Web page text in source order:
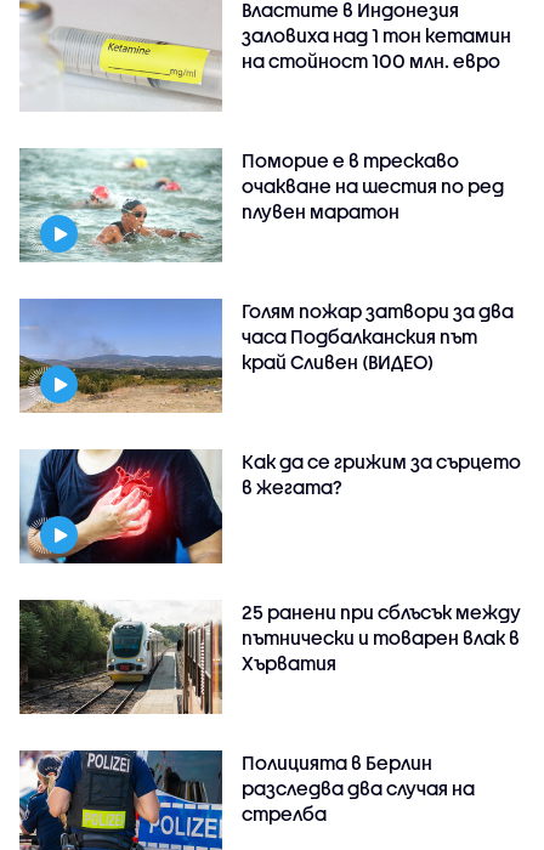
Властите в Индонезия
заловиха над 1 тон кетамин
на стойност 100 млн. евро
Поморие е в трескаво
очакване на шестия по ред
плувен маратон
Голям пожар затвори за два
часа Подбалканския път
край Сливен (ВИДЕО)
Как да се грижим за сърцето
в жегата?
25 ранени при сблъсък между
пътнически и товарен влак в
Хърватия
Полицията в Берлин
разследва два случая на
стрелба